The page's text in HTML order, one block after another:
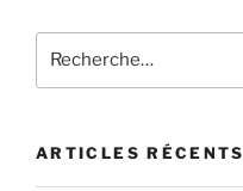
a
r
pour
ARTICLES RÉCENTS